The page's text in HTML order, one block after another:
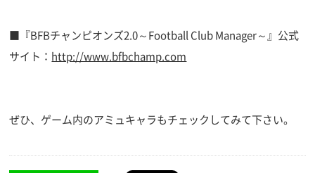
■『BFBチャンピオンズ2.0～Football Club Manager～』公式
サイト： http://www.bfbchamp.com
ぜひ、ゲーム内のアミュキャラもチェックしてみて下さい。